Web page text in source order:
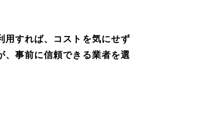
用すれば、コストを気にせず
、事前に信頼できる業者を選